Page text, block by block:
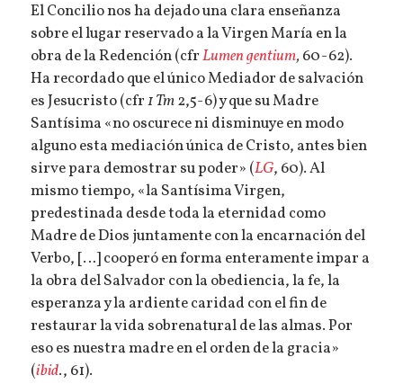
El Concilio nos ha dejado una clara enseñanza
sobre el lugar reservado a la Virgen María en la
obra de la Redención (cfrLumen gentium, 60-62).
Ha recordado que el único Mediador de salvación
es Jesucristo (cfr1 Tm2,5-6) y que su Madre
Santísima «no oscurece ni disminuye en modo
alguno esta mediación única de Cristo, antes bien
sirve para demostrar su poder» (LG, 60). Al
mismo tiempo, «la Santísima Virgen,
predestinada desde toda la eternidad como
Madre de Dios juntamente con la encarnación del
Verbo, […] cooperó en forma enteramente impar a
la obra del Salvador con la obediencia, la fe, la
esperanza y la ardiente caridad con el fin de
restaurar la vida sobrenatural de las almas. Por
eso es nuestra madre en el orden de la gracia»
(ibid., 61).